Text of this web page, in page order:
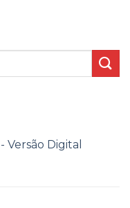
Digital